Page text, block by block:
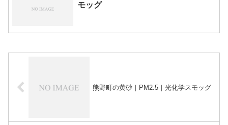
モッグ
熊野町の黄砂｜PM2.5｜光化学スモッグ